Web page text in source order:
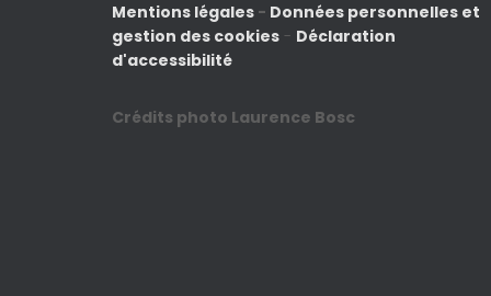
Mentions légales - Données personnelles et
gestion des cookies - Déclaration
d'accessibilité
Crédits photo Laurence Bosc